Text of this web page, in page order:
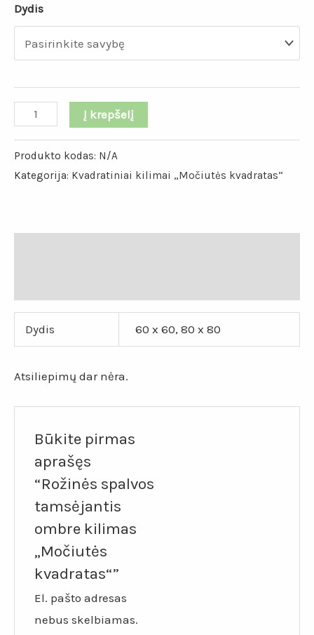
Dydis
Į krepšelį
Produkto kodas: N/A
Kategorija: Kvadratiniai kilimai „Močiutės kvadratas“
Dydis 60 x 60, 80 x 80
Atsiliepimų dar nėra.
Būkite pirmas
aprašęs
“Rožinės spalvos
tamsėjantis
ombre kilimas
„Močiutės
kvadratas“”
El. pašto adresas
nebus skelbiamas.